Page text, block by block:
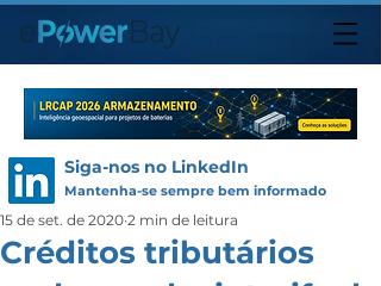
Siga-nos no LinkedIn
Mantenha-se sempre bem informado
Créditos tributários
15 de set. de 2020 2 min de leitura